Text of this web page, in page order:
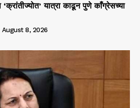
‘क्रांतीज्योत’ यात्रा काढून पुणे काँग्रेसच्या
August 8, 2026